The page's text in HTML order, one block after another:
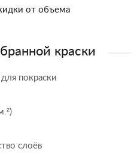
от объема
краски
покраски
слоёв